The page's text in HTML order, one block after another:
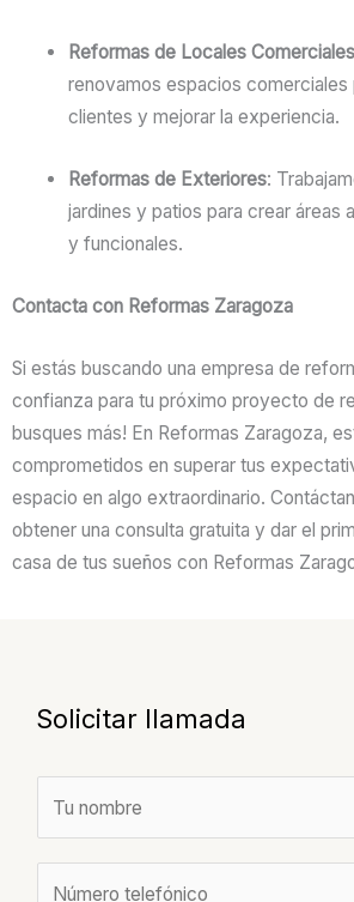
Reformas de Locales Comerciales
renovamos espacios comerciales
clientes y mejorar la experiencia.
Reformas de Exteriores:
jardines y patios para crear áreas
y funcionales.
Contacta con Reformas Zaragoza
Si estás buscando una empresa de
confianza para tu próximo proyecto de
busques más! En Reformas Zaragoza,
comprometidos en superar tus
espacio en algo extraordinario.
obtener una consulta gratuita y dar el
casa de tus sueños con Reformas
Solicitar llamada